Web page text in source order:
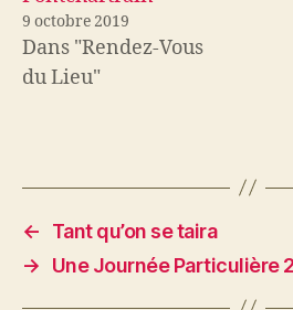
v
e
l
l
e
f
u
v
e
l
)
9 octobre 2019
Dans "Rendez-Vous
du Lieu"
←
Tant qu’on se taira
→
Une Journée Particulière